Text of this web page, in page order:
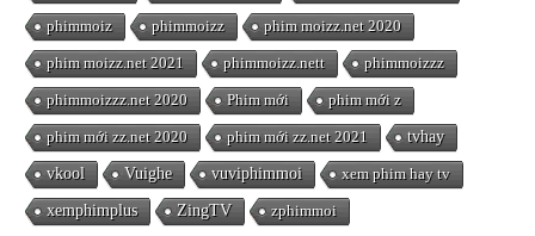
phimmoiz phimmoizz phim moizz.net 2020
phim moizz.net 2021 phimmoizz.nett phimmoizzz
phimmoizzz.net 2020 Phim mới phim mới z
phim mới zz.net 2020 phim mới zz.net 2021 tvhay
vkool Vuighe vuviphimmoi xem phim hay tv
xemphimplus ZingTV zphimmoi